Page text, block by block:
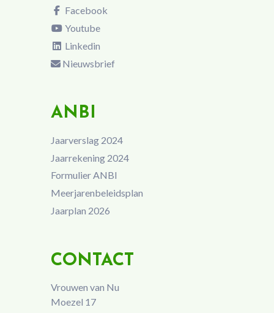
Facebook
Youtube
Linkedin
Nieuwsbrief
ANBI
Jaarverslag 2024
Jaarrekening 2024
Formulier ANBI
Meerjarenbeleidsplan
Jaarplan 2026
CONTACT
Vrouwen van Nu
Moezel 17